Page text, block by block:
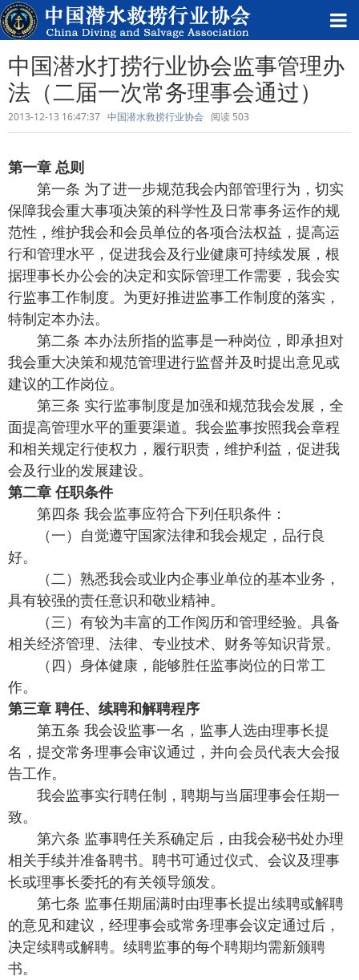
中国潜水打捞行业协会监事管理办
法（二届一次常务理事会通过）
2013-12-13 16:47:37 中国潜水救捞行业协会 阅读 503
第一章 总则
第一条 为了进一步规范我会内部管理行为，切实
保障我会重大事项决策的科学性及日常事务运作的规
范性，维护我会和会员单位的各项合法权益，提高运
行和管理水平，促进我会及行业健康可持续发展，根
据理事长办公会的决定和实际管理工作需要，我会实
行监事工作制度。为更好推进监事工作制度的落实，
特制定本办法。
第二条 本办法所指的监事是一种岗位，即承担对
我会重大决策和规范管理进行监督并及时提出意见或
建议的工作岗位。
第三条 实行监事制度是加强和规范我会发展，全
面提高管理水平的重要渠道。我会监事按照我会章程
和相关规定行使权力，履行职责，维护利益，促进我
会及行业的发展建设。
第二章 任职条件
第四条 我会监事应符合下列任职条件：
（一）自觉遵守国家法律和我会规定，品行良
好。
（二）熟悉我会或业内企事业单位的基本业务，
具有较强的责任意识和敬业精神。
（三）有较为丰富的工作阅历和管理经验。具备
相关经济管理、法律、专业技术、财务等知识背景。
（四）身体健康，能够胜任监事岗位的日常工
作。
第三章 聘任、续聘和解聘程序
第五条 我会设监事一名，监事人选由理事长提
名，提交常务理事会审议通过，并向会员代表大会报
告工作。
我会监事实行聘任制，聘期与当届理事会任期一
致。
第六条 监事聘任关系确定后，由我会秘书处办理
相关手续并准备聘书。聘书可通过仪式、会议及理事
长或理事长委托的有关领导颁发。
第七条 监事任期届满时由理事长提出续聘或解聘
的意见和建议，经理事会或常务理事会议定通过后，
决定续聘或解聘。续聘监事的每个聘期均需新颁聘
书。